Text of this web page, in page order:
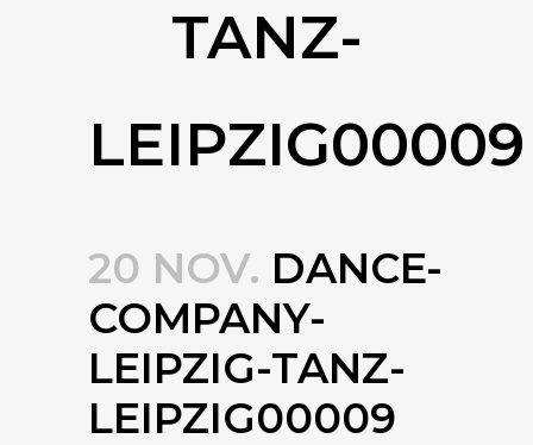
TANZ-
LEIPZIG00009
20 NOV. DANCE-
COMPANY-
LEIPZIG-TANZ-
LEIPZIG00009